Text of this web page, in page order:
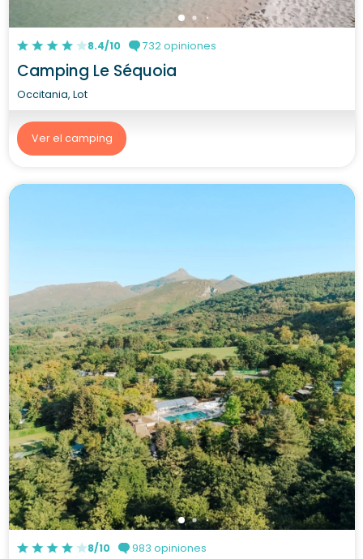
8.4/10 732 opiniones
Camping Le Séquoia
Occitania, Lot
Ver el camping
8/10 983 opiniones